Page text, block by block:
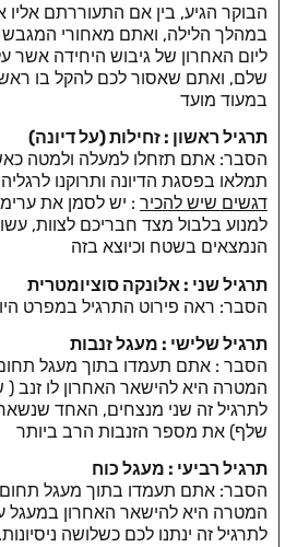
הבוקר הגיע, בין אם התעוררתם
במהלך הלילה, ואתם מאחורי המגבש
ליום האחרון של גיבוש היחידה אשר
שלם, ואתם שאסור לכם להקל בו ראש
במעוד מועד
תרגיל ראשון : זחילות (על דיונה)
הסבר: אתם תזחלו למעלה ולמטה
תמלאו בפסגת הדיונה ותרוקנו
דגשים שיש להכיר : יש לסמן את
למנוע בלבול מצד חבריכם לצוות,
הנמצאים בשטח וכיוצא בזה
תרגיל שני : אלונקה סוציומטרית
הסבר: ראה פירוט התרגיל במפרט
תרגיל שלישי : מעגל זנבות
הסבר : אתם תעמדו בתוך מעגל
המטרה היא להישאר האחרון לו זנב
לתרגיל זה שני מנצחים, האחד
שלף) את מספר הזנבות הרב ביותר
תרגיל רביעי : מעגל כוח
הסבר: אתם תעמדו בתוך מעגל
המטרה היא להישאר האחרון במעגל
לתרגיל זה ינתנו לכם כשלושה ניסיונות.